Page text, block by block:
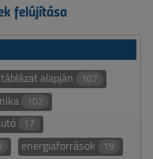
felújítása
alapján 107
102
17
energiaforrások 19